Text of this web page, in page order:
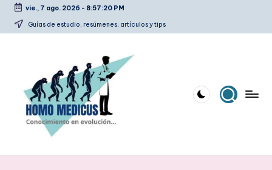
Saltar
vie., 7 ago. 2026 - 8:57:21 PM
Guías de estudio, resúmenes, artículos y tips